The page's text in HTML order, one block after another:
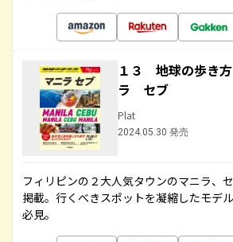
１３ 地球の歩き
ラ セブ
Plat
2024.05.30 発売
フィリピンの２大人気タウンのマニラ、
掲載。行くべきスポットを凝縮したモデ
必見。